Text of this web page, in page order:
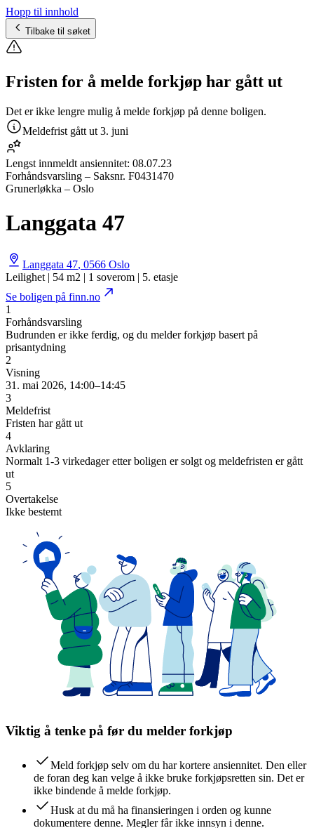
Hopp til innhold
Tilbake til søket
Fristen for å melde forkjøp har gått ut
Det er ikke lengre mulig å melde forkjøp på denne boligen.
Meldefrist gått ut 3. juni
Lengst innmeldt ansiennitet: 08.07.23
Forhåndsvarsling – Saksnr. F0431470
Grunerløkka – Oslo
Langgata 47
Langgata 47, 0566 Oslo
Leilighet | 54 m2 | 1 soverom | 5. etasje
Se boligen på finn.no
1
Forhåndsvarsling
Budrunden er ikke ferdig, og du melder forkjøp basert på
prisantydning
2
Visning
31. mai 2026, 14:00–14:45
3
Meldefrist
Fristen har gått ut
4
Avklaring
Normalt 1-3 virkedager etter boligen er solgt og meldefristen er gått
ut
5
Overtakelse
Ikke bestemt
Viktig å tenke på før du melder forkjøp
Meld forkjøp selv om du har kortere ansiennitet. Den eller
de foran deg kan velge å ikke bruke forkjøpsretten sin. Det er
ikke bindende å melde forkjøp.
Husk at du må ha finansieringen i orden og kunne
dokumentere denne. Megler får ikke innsyn i denne.